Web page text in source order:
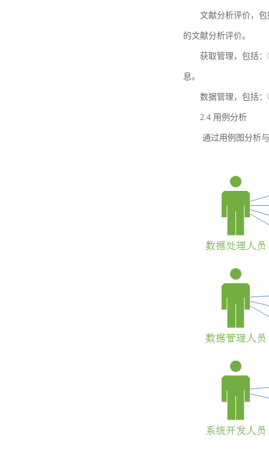
文献分析评价，
的文献分析评价。
获取管理，包括
息。
数据管理，包括
2.4 用例分析
通过用例图分析